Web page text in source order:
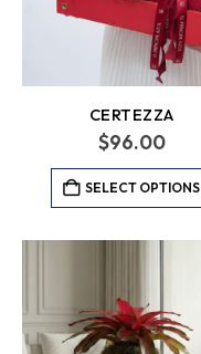
CERTEZZA
$96.00
SELECT OPTIONS